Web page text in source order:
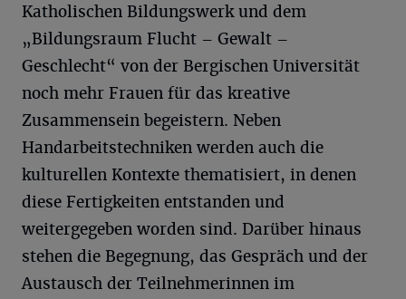
Katholischen Bildungswerk und dem
„Bildungsraum Flucht – Gewalt –
Geschlecht“ von der Bergischen Universität
noch mehr Frauen für das kreative
Zusammensein begeistern. Neben
Handarbeitstechniken werden auch die
kulturellen Kontexte thematisiert, in denen
diese Fertigkeiten entstanden und
weitergegeben worden sind. Darüber hinaus
stehen die Begegnung, das Gespräch und der
Austausch der Teilnehmerinnen im